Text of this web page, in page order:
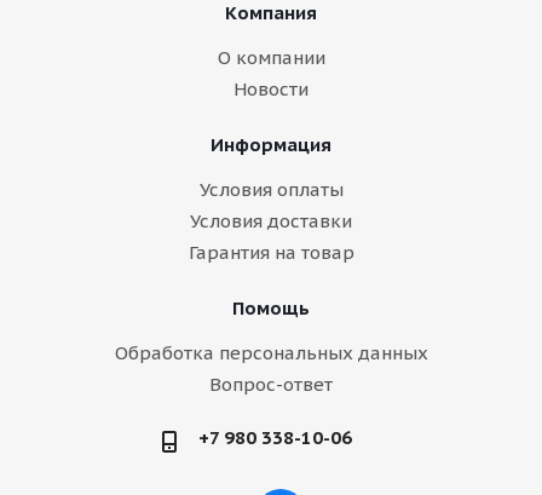
Компания
О компании
Новости
Информация
Условия оплаты
Условия доставки
Гарантия на товар
Помощь
Обработка персональных данных
Вопрос-ответ
+7 980 338-10-06